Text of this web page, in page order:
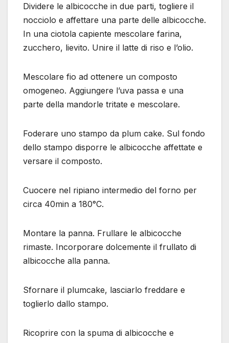
Dividere le albicocche in due parti, togliere il
nocciolo e affettare una parte delle albicocche.
In una ciotola capiente mescolare farina,
zucchero, lievito. Unire il latte di riso e l’olio.
Mescolare fio ad ottenere un composto
omogeneo. Aggiungere l’uva passa e una
parte della mandorle tritate e mescolare.
Foderare uno stampo da plum cake. Sul fondo
dello stampo disporre le albicocche affettate e
versare il composto.
Cuocere nel ripiano intermedio del forno per
circa 40min a 180°C.
Montare la panna. Frullare le albicocche
rimaste. Incorporare dolcemente il frullato di
albicocche alla panna.
Sfornare il plumcake, lasciarlo freddare e
toglierlo dallo stampo.
Ricoprire con la spuma di albicocche e